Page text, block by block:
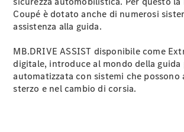
Coupé è dotato anche di numerosi
assistenza alla guida.
MB.DRIVE ASSIST disponibile come
digitale, introduce al mondo della guida
automatizzata con sistemi che possono
sterzo e nel cambio di corsia.